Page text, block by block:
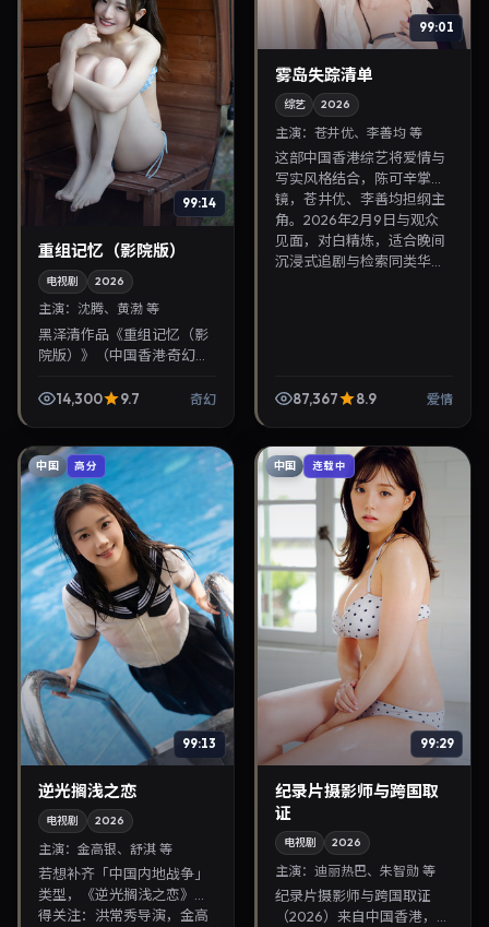
99:14
重组记忆（影院版）
电视剧 2026
主演： 沈腾、黄渤 等
黑泽清作品《重组记忆（影
院版）》（中国香港·奇幻）
11月12日正式上映。影片叙事
14,300 9.7 奇幻
99:01
雾岛失踪清单
综艺 2026
主演：苍井优、李善均 等
这部中国香港综艺将爱情与
写实风格结合，陈可辛掌
镜，苍井优、李善均担纲主
角。2026年2月9日与观众
见面，对白精炼，适合晚间
沉浸式追剧与检索同类华...
87,367 8.9 爱情
中国 高分
99:13
逆光搁浅之恋
电视剧 2026
主演： 金高银、舒淇 等
若想补齐「中国内地战争」
类型，《逆光搁浅之恋》值
得关注：洪常秀导演，金高
中国 连载中
99:29
纪录片摄影师与跨国取
证
电视剧 2026
主演：迪丽热巴、朱智勋 等
纪录片摄影师与跨国取证
（2026）来自中国香港，类